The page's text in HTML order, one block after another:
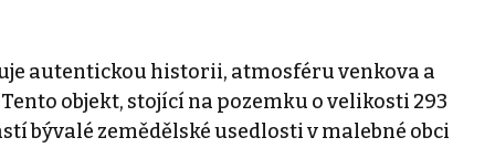
autentickou historii, atmosféru venkova a
objekt, stojící na pozemku o velikosti 293
bývalé zemědělské usedlosti v malebné obci